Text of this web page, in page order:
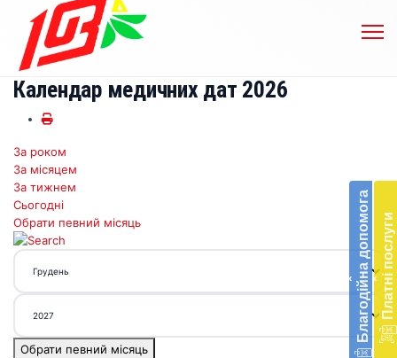
‹ Благодійна допомогав
‹ Платні послуги
Календар медичних дат 2026
За роком
За місяцем
За тижнем
Сьогодні
Обрати певний місяць
Обрати певний місяць